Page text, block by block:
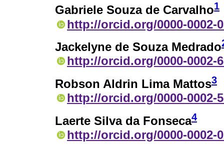
Gabriele Souza de Carvalho1
http://orcid.org/0000-0002-
Jackelyne de Souza Medrado
http://orcid.org/0000-0002-
Robson Aldrin Lima Mattos3
http://orcid.org/0000-0002-
Laerte Silva da Fonseca4
http://orcid.org/0000-0002-